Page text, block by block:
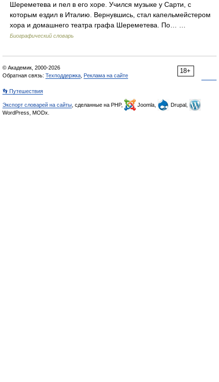
Шереметева и пел в его хоре. Учился музыке у Сарти, с
которым ездил в Италию. Вернувшись, стал капельмейстером
хора и домашнего театра графа Шереметева. По… …
Биографический словарь
18+
© Академик, 2000-2026
Обратная связь: Техподдержка Реклама на сайте
👣 Путешествия
Экспорт словарей на сайты , сделанные на PHP, Joomla,
Drupal,
WordPress, MODx.